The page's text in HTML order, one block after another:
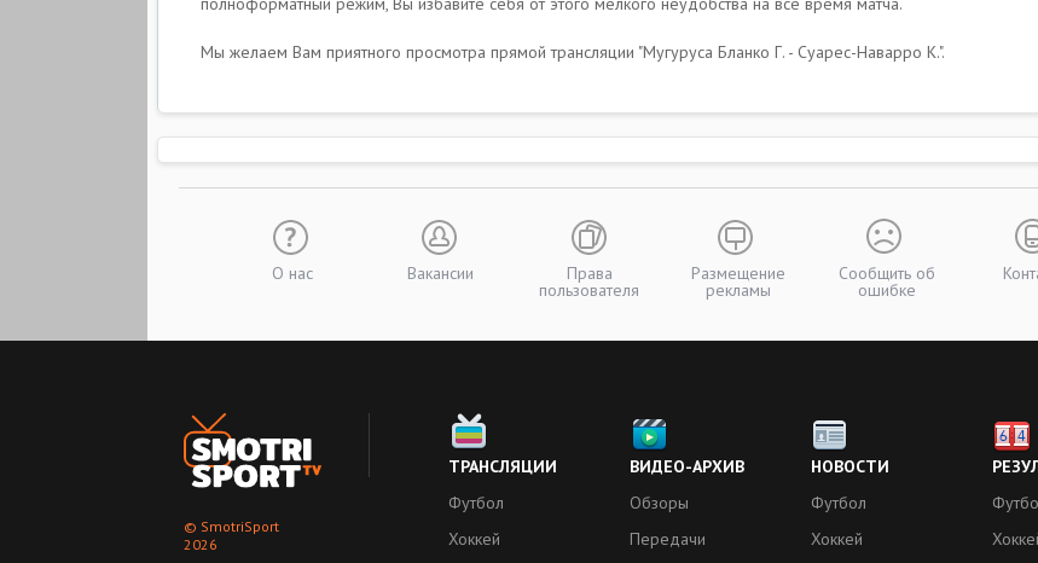
Мы желаем Вам приятного просмотра прямой трансляции "Мугуруса Бланко Г. - Суарес-Наварро К.".
О нас Вакансии Права
пользователя
Размещение
рекламы
Сообщить об
ошибке
© SmotriSport
2026
ТРАНСЛЯЦИИ
Футбол
Хоккей
ВИДЕО-АРХИВ
Обзоры
Передачи
НОВОСТИ
Футбол
Хоккей